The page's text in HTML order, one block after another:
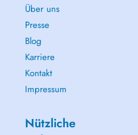
Über uns
Presse
Blog
Karriere
Kontakt
Impressum
Nützliche